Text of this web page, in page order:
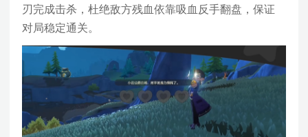
刃完成击杀，杜绝敌方残血依靠吸血反手翻盘，保证
对局稳定通关。